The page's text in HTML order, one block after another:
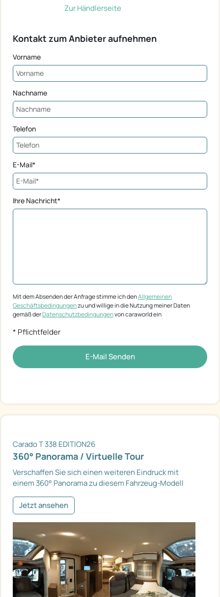
Zur Händlerseite
Kontakt zum Anbieter aufnehmen
Vorname
Nachname
Telefon
E-Mail*
Ihre Nachricht*
Mit dem Absenden der Anfrage stimme ich denAllgemeinen
Geschäftsbedingungenzu und willige in die Nutzung meiner Daten
gemäß derDatenschutzbedingungenvon caraworld ein
* Pflichtfelder
E-Mail Senden
Carado T 338 EDITION26
360° Panorama / Virtuelle Tour
Verschaffen Sie sich einen weiteren Eindruck mit
einem 360° Panorama zu diesem Fahrzeug-Modell
Jetzt ansehen